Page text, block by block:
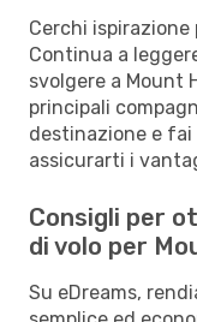
Cerchi ispirazione
Continua a
svolgere a Mount
principali
destinazione e
assicurarti i
Consigli per
di volo per
Su eDreams,